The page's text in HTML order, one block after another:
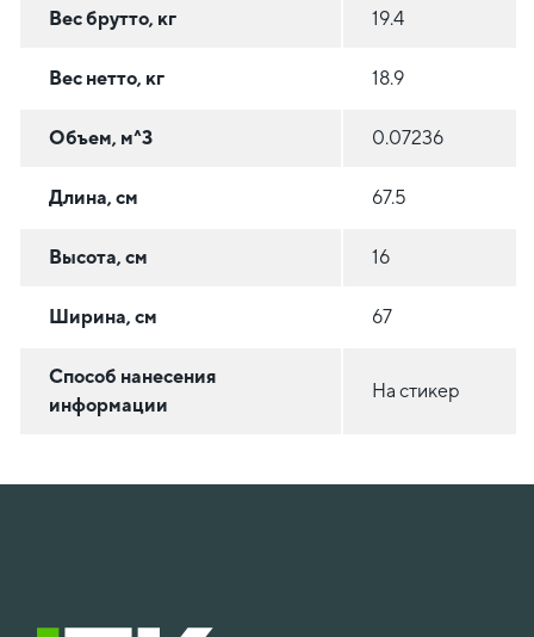
Вес брутто, кг 19.4
Вес нетто, кг 18.9
Объем, м^3 0.07236
Длина, см 67.5
Высота, см 16
Ширина, см 67
Способ нанесения
информации
На стикер